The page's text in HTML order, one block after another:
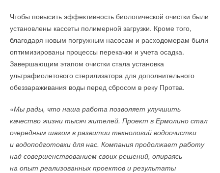
Чтобы повысить эффективность биологической очистки были
установлены кассеты полимерной загрузки. Кроме того,
благодаря новым погружным насосам и расходомерам были
оптимизированы процессы перекачки и учета осадка.
Завершающим этапом очистки стала установка
ультрафиолетового стерилизатора для дополнительного
обеззараживания воды перед сбросом в реку Протва.
«Мы рады, что наша работа позволяет улучшить
качество жизни тысяч жителей. Проект в Ермолино стал
очередным шагом в развитии технологий водоочистки
и водоподготовки для нас. Компания продолжает работу
над совершенствованием своих решений, опираясь
на опыт реализованных проектов и результаты
ВАЕЕ может образовывать связи с некоторыми
составляющими перовскита — например, оксидом никеля
(NiO) — и таким образом «залечивать» деформации
материала.
Испытания подтвердили, что перовскитные батареи,
снабженные защитным молекулярным слоем, способны
ультрафиолетового излучения и при этом потерять всего
10% емкости. Для сравнения, незащищенный перовскит
теряет до 2 6% емкости уже после девяти часов облучения.
ИСТОЧНИК:
что помогает в прогнозировании последствий природных
катаклизмов. «К примеру, составляются экологические
модели районов в разрешении до 10 квадратных
километров. Это, в частности, помогает
в градостроительстве. У властей формируется четкое
представление о том, как именно нужно формировать
инфраструктуру отдельно взятых населенных пунктов
землетрясений и т. д.
», — пояснил Хасар.
Глава управления подчеркнул, что для сегодняшнего
и будущих поколений граждан важна максимальная
подготовленность к меняющейся экологии планеты.